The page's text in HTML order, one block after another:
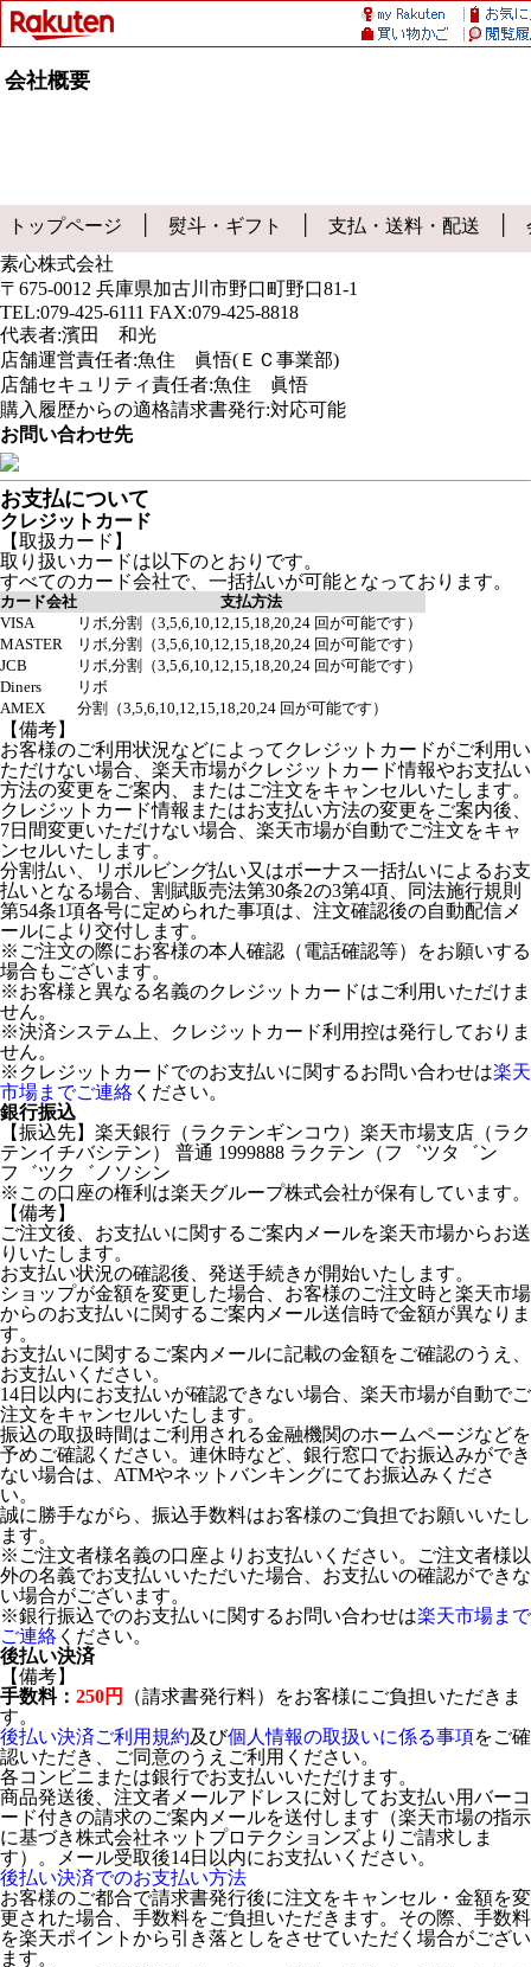
会社概要
トップページ 熨斗・ギフト 支払・送料・配送
素心株式会社
〒675-0012 兵庫県加古川市野口町野口81-1
TEL:079-425-6111 FAX:079-425-8818
代表者:濱田 和光
店舗運営責任者:魚住 眞悟(ＥＣ事業部)
店舗セキュリティ責任者:魚住 眞悟
購入履歴からの適格請求書発行:対応可能
お問い合わせ先
お支払について
クレジットカード
【取扱カード】
取り扱いカードは以下のとおりです。
すべてのカード会社で、一括払いが可能となっております。
カード会社
支払方法
VISA
リボ,分割（3,5,6,10,12,15,18,20,24 回が可能です）
MASTER
リボ,分割（3,5,6,10,12,15,18,20,24 回が可能です）
JCB
リボ,分割（3,5,6,10,12,15,18,20,24 回が可能です）
Diners
リボ
AMEX
分割（3,5,6,10,12,15,18,20,24 回が可能です）
【備考】
お客様のご利用状況などによってクレジットカードがご利用い
ただけない場合、楽天市場がクレジットカード情報やお支払い
方法の変更をご案内、またはご注文をキャンセルいたします。
クレジットカード情報またはお支払い方法の変更をご案内後、
7日間変更いただけない場合、楽天市場が自動でご注文をキャ
ンセルいたします。
分割払い、リボルビング払い又はボーナス一括払いによるお支
払いとなる場合、割賦販売法第30条2の3第4項、同法施行規則
第54条1項各号に定められた事項は、注文確認後の自動配信メ
ールにより交付します。
※ご注文の際にお客様の本人確認（電話確認等）をお願いする
場合もございます。
※お客様と異なる名義のクレジットカードはご利用いただけま
せん。
※決済システム上、クレジットカード利用控は発行しておりま
せん。
※クレジットカードでのお支払いに関するお問い合わせは楽天
市場までご連絡 ください。
銀行振込
【振込先】楽天銀行（ラクテンギンコウ）楽天市場支店（ラク
テンイチバシテン） 普通 1999888 ラクテン（フ゛ツタ゛ン
フ゛ツク゛ノソシン
※この口座の権利は楽天グループ株式会社が保有しています。
【備考】
ご注文後、お支払いに関するご案内メールを楽天市場からお送
りいたします。
お支払い状況の確認後、発送手続きが開始いたします。
ショップが金額を変更した場合、お客様のご注文時と楽天市場
からのお支払いに関するご案内メール送信時で金額が異なりま
す。
お支払いに関するご案内メールに記載の金額をご確認のうえ、
お支払いください。
14日以内にお支払いが確認できない場合、楽天市場が自動でご
注文をキャンセルいたします。
振込の取扱時間はご利用される金融機関のホームページなどを
予めご確認ください。連休時など、銀行窓口でお振込みができ
ない場合は、ATMやネットバンキングにてお振込みくださ
い。
誠に勝手ながら、振込手数料はお客様のご負担でお願いいたし
ます。
※ご注文者様名義の口座よりお支払いください。ご注文者様以
外の名義でお支払いいただいた場合、お支払いの確認ができな
い場合がございます。
※銀行振込でのお支払いに関するお問い合わせは楽天市場まで
ご連絡 ください。
後払い決済
【備考】
手数料： 250円
（請求書発行料）をお客様にご負担いただきま
す。
後払い決済ご利用規約及び個人情報の取扱いに係る事項をご確
認いただき、ご同意のうえご利用ください。
各コンビニまたは銀行でお支払いいただけます。
商品発送後、注文者メールアドレスに対してお支払い用バーコ
ード付きの請求のご案内メールを送付します（楽天市場の指示
に基づき株式会社ネットプロテクションズよりご請求しま
す）。メール受取後14日以内にお支払いください。
後払い決済でのお支払い方法
お客様のご都合で請求書発行後に注文をキャンセル・金額を変
更された場合、手数料をご負担いただきます。その際、手数料
を楽天ポイントから引き落としをさせていただく場合がござい
ます。